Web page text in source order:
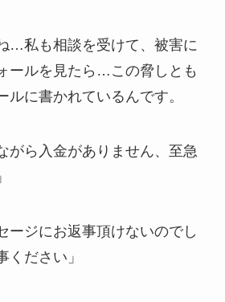
…私も相談を受けて、被害に
ールを見たら…この脅しとも
ルに書かれているんです。
がら入金がありません、至急
ージにお返事頂けないのでし
ください」